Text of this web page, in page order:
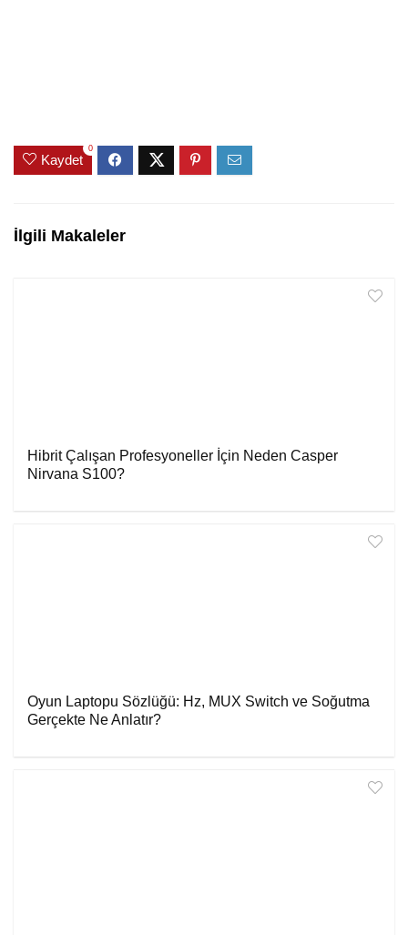
Kaydet
0
İlgili Makaleler
Hibrit Çalışan Profesyoneller İçin Neden Casper
Nirvana S100?
Oyun Laptopu Sözlüğü: Hz, MUX Switch ve Soğutma
Gerçekte Ne Anlatır?